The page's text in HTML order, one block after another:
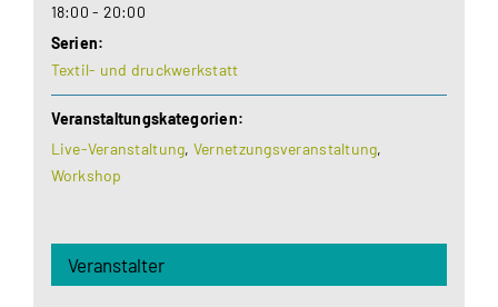
18:00 - 20:00
Serien:
Textil- und druckwerkstatt
Veranstaltungskategorien:
Live-Veranstaltung, Vernetzungsveranstaltung,
Workshop
Veranstalter